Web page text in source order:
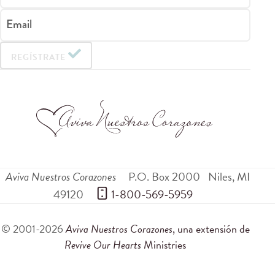
Email
REGÍSTRATE
Aviva Nuestros Corazones P.O. Box 2000 Niles,MI
49120
1-800-569-5959
© 2001-2026Aviva Nuestros Corazones, una extensión de
Revive Our Hearts Ministries